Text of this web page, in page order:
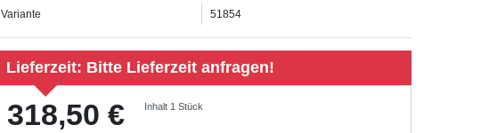
Variante 51854
Lieferzeit: Bitte Lieferzeit anfragen!
318,50 € Inhalt 1Stück